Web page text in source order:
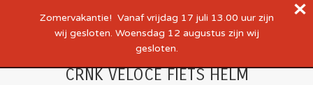
CRNK VELOCE FIETS HELM
Zomervakantie! Vanaf vrijdag 17 juli 13.00 uur zijn
wij gesloten. Woensdag 12 augustus zijn wij
gesloten.